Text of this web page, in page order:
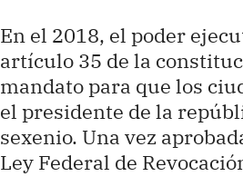
En el 2018, el poder
artículo 35 de la
mandato para que los
el presidente de la
sexenio. Una vez
Ley Federal de